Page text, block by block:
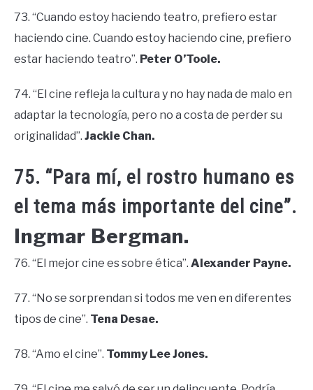
73. “Cuando estoy haciendo teatro, prefiero estar
haciendo cine. Cuando estoy haciendo cine, prefiero
estar haciendo teatro”. Peter O’Toole.
74. “El cine refleja la cultura y no hay nada de malo en
adaptar la tecnología, pero no a costa de perder su
originalidad”. Jackie Chan.
75. “Para mí, el rostro humano es
el tema más importante del cine”.
Ingmar Bergman.
76. “El mejor cine es sobre ética”. Alexander Payne.
77. “No se sorprendan si todos me ven en diferentes
tipos de cine”. Tena Desae.
78. “Amo el cine”. Tommy Lee Jones.